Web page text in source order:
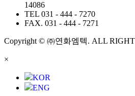
14086
TEL 031 - 444 - 7270
FAX. 031 - 444 - 7271
Copyright © ㈜연화엠텍. ALL
×
KOR
ENG